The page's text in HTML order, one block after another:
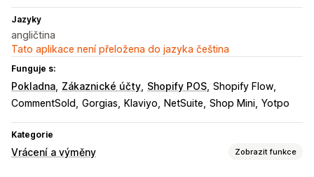
Jazyky
angličtina
Tato aplikace není přeložena do jazyka čeština
Funguje s:
Pokladna Zákaznické účty Shopify POS Shopify Flow
CommentSold
Gorgias Klaviyo NetSuite Shop Mini Yotpo
Kategorie
Vrácení a výměny Zobrazit funkce